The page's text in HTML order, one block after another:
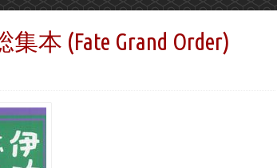
本 (Fate Grand Order)